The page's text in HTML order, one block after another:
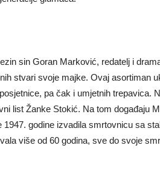
sin Goran Marković, redatelj i
stvari svoje majke. Ovaj asortiman
pa čak i umjetnih trepavica.
list Žanke Stokić. Na tom događaju
1947. godine izvadila smrtovnicu sa
više od 60 godina, sve do svoje